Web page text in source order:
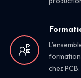
formation
chez PCB.